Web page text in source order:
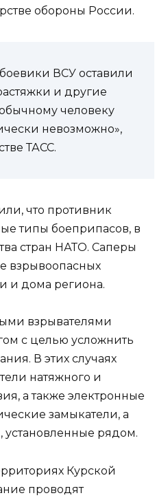
обороны России.
ВСУ оставили
и другие
человеку
невозможно»,
ТАСС.
что противник
типы боеприпасов, в
стран НАТО. Саперы
взрывоопасных
и дома региона.
взрывателями
с целью усложнить
В этих случаях
натяжного и
а также электронные
замыкатели, а
рядом.
Курской
проводят